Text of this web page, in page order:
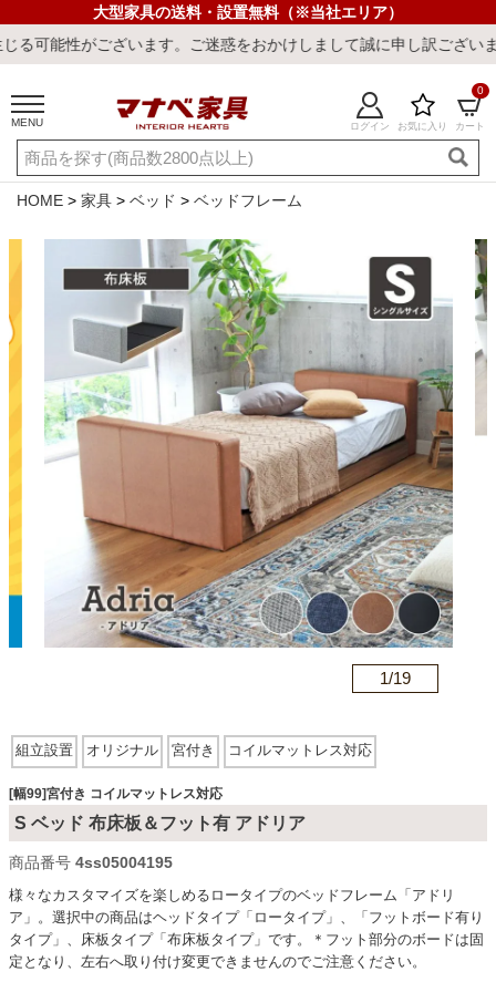
大型家具の送料・設置無料（※当社エリア）
す。ご迷惑をおかけしまして誠に申し訳ございません。
MENU ログイン お気に入り カート
0
ご利用ガイド 新規会員登録
店舗一覧 閲覧履歴
キーワード・商品番号で探す
最短発送 冷感寝具 ワークデスク ウィルトンラ
カテゴリから探す
ソファ
ダイニングテーブル・セット
椅子・チェア
食器棚・キッチン収納
HOME 家具 ベッド ベッドフレーム
1/19
組立設置 オリジナル 宮付き コイルマットレス対応
[幅99]宮付き コイルマットレス対応
S ベッド 布床板＆フット有 アドリア
商品番号 4ss05004195
様々なカスタマイズを楽しめるロータイプのベッドフレーム「アドリ
ア」。選択中の商品はヘッドタイプ「ロータイプ」、「フットボード有り
タイプ」、床板タイプ「布床板タイプ」です。＊フット部分のボードは固
定となり、左右へ取り付け変更できませんのでご注意ください。